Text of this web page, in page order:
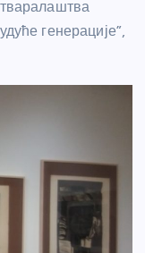
генерације”,